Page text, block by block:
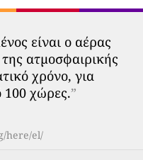
είναι ο αέρας
ατμοσφαιρικής
χρόνο, για
100 χώρες.”
here/el/